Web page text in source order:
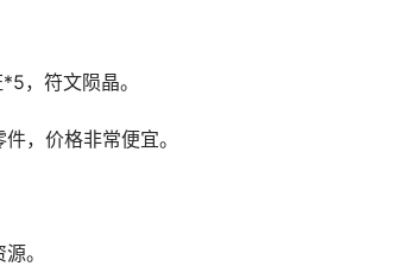
，符文陨晶。
，价格非常便宜。
。